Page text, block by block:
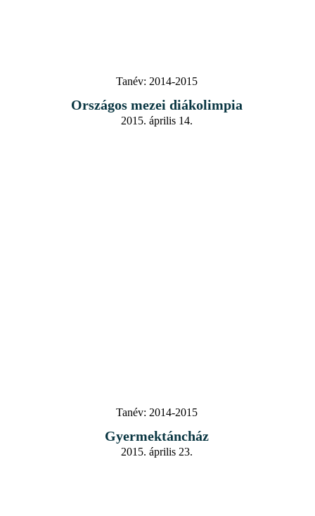
Tanév: 2014-2015
Országos mezei diákolimpia
2015. április 14.
Tanév: 2014-2015
Gyermektáncház
2015. április 23.